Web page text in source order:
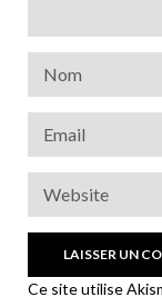
Ce site utilise